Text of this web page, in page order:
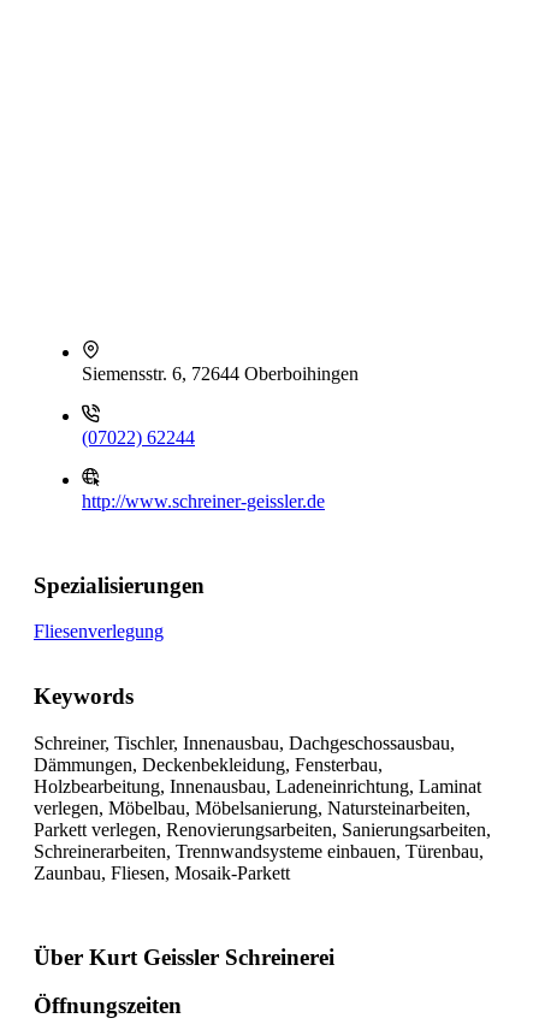
Siemensstr. 6, 72644 Oberboihingen
(07022) 62244
http://www.schreiner-geissler.de
Spezialisierungen
Fliesenverlegung
Keywords
Schreiner, Tischler, Innenausbau, Dachgeschossausbau,
Dämmungen, Deckenbekleidung, Fensterbau,
Holzbearbeitung, Innenausbau, Ladeneinrichtung, Laminat
verlegen, Möbelbau, Möbelsanierung, Natursteinarbeiten,
Parkett verlegen, Renovierungsarbeiten, Sanierungsarbeiten,
Schreinerarbeiten, Trennwandsysteme einbauen, Türenbau,
Zaunbau, Fliesen, Mosaik-Parkett
Über Kurt Geissler Schreinerei
Öffnungszeiten